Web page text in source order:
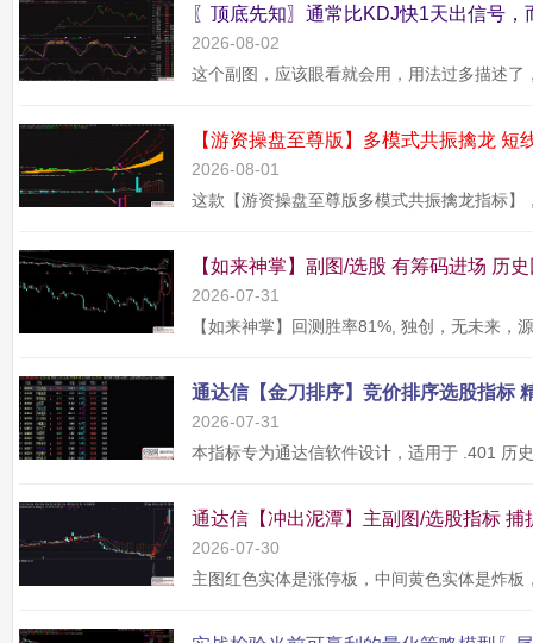
2026-08-02
2026-08-01
2026-07-31
2026-07-31
2026-07-30